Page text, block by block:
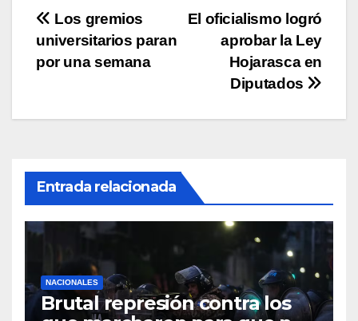
k
Navegación
de
El oficialismo logró
aprobar la Ley
Hojarasca en
Diputados
Los gremios
universitarios paran
por una semana
Entrada relacionada
NACIONALES
Brutal represión contra los